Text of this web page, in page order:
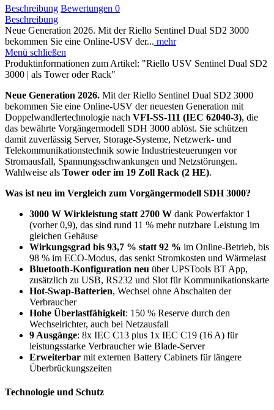
Beschreibung Bewertungen 0
Beschreibung
Neue Generation 2026. Mit der Riello Sentinel Dual SD2 3000
bekommen Sie eine Online-USV der... mehr
Menü schließen
Produktinformationen zum Artikel: "Riello USV Sentinel Dual SD2
3000 | als Tower oder Rack"
Neue Generation 2026. Mit der Riello Sentinel Dual SD2 3000
bekommen Sie eine Online-USV der neuesten Generation mit
Doppelwandlertechnologie nach VFI-SS-111 (IEC 62040-3), die
das bewährte Vorgängermodell SDH 3000 ablöst. Sie schützen
damit zuverlässig Server, Storage-Systeme, Netzwerk- und
Telekommunikationstechnik sowie Industriesteuerungen vor
Stromausfall, Spannungsschwankungen und Netzstörungen.
Wahlweise als Tower oder im 19 Zoll Rack (2 HE).
Was ist neu im Vergleich zum Vorgängermodell SDH 3000?
3000 W Wirkleistung statt 2700 W dank Powerfaktor 1
(vorher 0,9), das sind rund 11 % mehr nutzbare Leistung im
gleichen Gehäuse
Wirkungsgrad bis 93,7 % statt 92 % im Online-Betrieb, bis
98 % im ECO-Modus, das senkt Stromkosten und Wärmelast
Bluetooth-Konfiguration neu über UPSTools BT App,
zusätzlich zu USB, RS232 und Slot für Kommunikationskarte
Hot-Swap-Batterien, Wechsel ohne Abschalten der
Verbraucher
Hohe Überlastfähigkeit: 150 % Reserve durch den
Wechselrichter, auch bei Netzausfall
9 Ausgänge: 8x IEC C13 plus 1x IEC C19 (16 A) für
leistungsstarke Verbraucher wie Blade-Server
Erweiterbar mit externen Battery Cabinets für längere
Überbrückungszeiten
Technologie und Schutz